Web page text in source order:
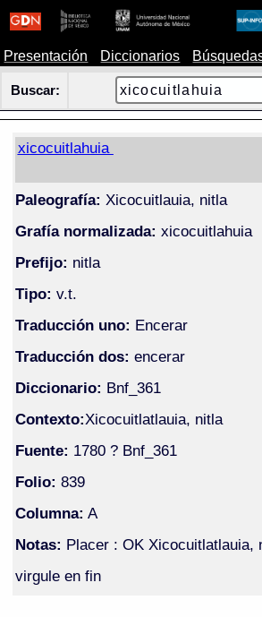
Presentación Diccionarios
Buscar:
xicocuitlahuia
Paleografía: Xicocuitlauia, nitla
Grafía normalizada: xicocuitlahuia
Prefijo: nitla
Tipo: v.t.
Traducción uno: Encerar
Traducción dos: encerar
Diccionario: Bnf_361
Contexto:Xicocuitlatlauia, nitla
Fuente: 1780 ? Bnf_361
Folio: 839
Columna: A
Notas: Placer : OK Xicocuitlatlauia,
virgule en fin